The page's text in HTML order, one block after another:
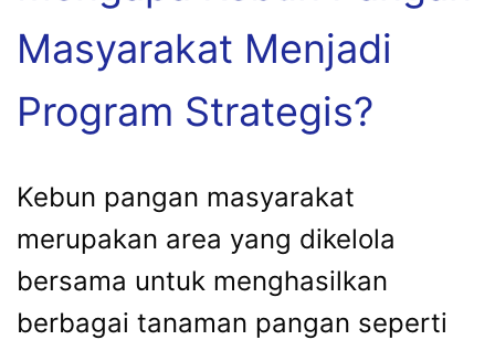
Masyarakat Menjadi
Program Strategis?
Kebun pangan masyarakat
merupakan area yang dikelola
bersama untuk menghasilkan
berbagai tanaman pangan seperti